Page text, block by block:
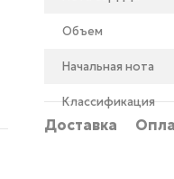
Объем
Начальная нота
Классификация
Доставка